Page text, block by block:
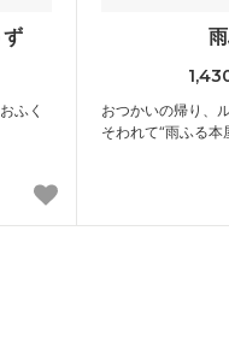
ふく
おつかいの帰り、
そわれて“雨ふる本